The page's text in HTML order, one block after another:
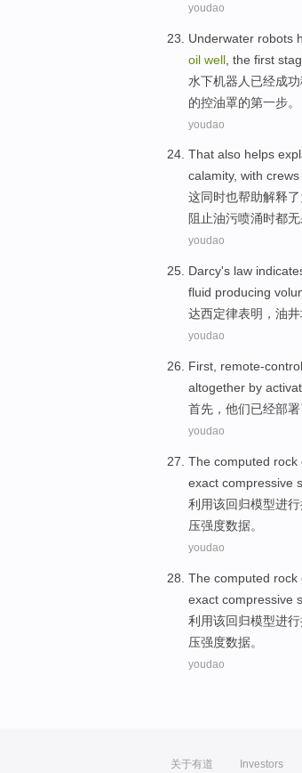
youdao
Underwater robots
oil well the first
水下机器人 已经成功
的控油罩的第一步。
youdao
That also helps
calamity, with crews
这同时也帮助解释了
阻止油污喷涌时都无
youdao
Darcy's law
fluid producing
达西定律表明 ， 油井
youdao
First remote-
altogether by
首先 ，他们已经部署
youdao
The computed rock
exact compressive
利用该回归模型进行
压强度数据。
youdao
The computed rock
exact compressive
利用该回归模型进行
压强度数据。
youdao
关于有道 Investors